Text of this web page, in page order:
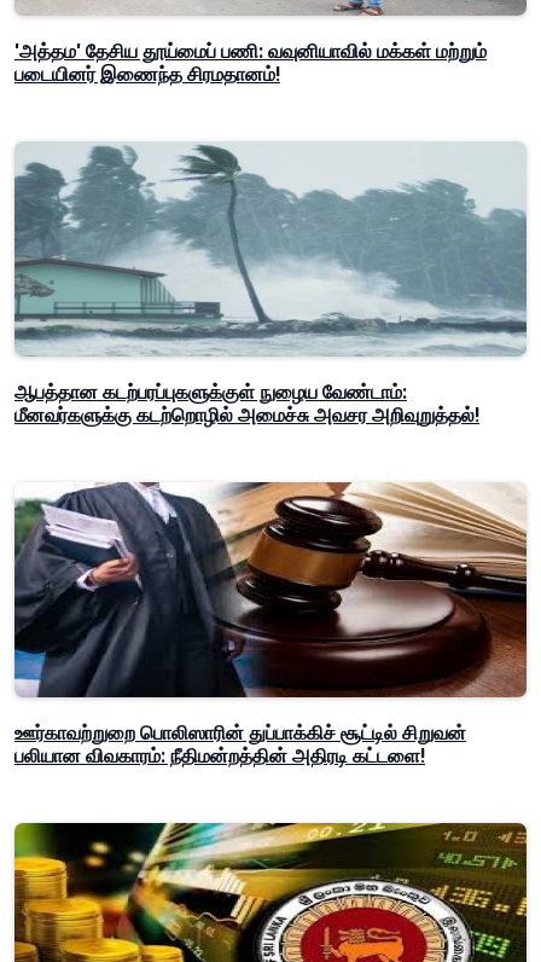
'அத்தம' தேசிய தூய்மைப் பணி: வவுனியாவில் மக்கள் மற்றும்
படையினர் இணைந்த சிரமதானம்!
ஆபத்தான கடற்பரப்புகளுக்குள் நுழைய வேண்டாம்:
மீனவர்களுக்கு கடற்றொழில் அமைச்சு அவசர அறிவுறுத்தல்!
ஊர்காவற்றுறை பொலிஸாரின் துப்பாக்கிச் சூட்டில் சிறுவன்
பலியான விவகாரம்: நீதிமன்றத்தின் அதிரடி கட்டளை!